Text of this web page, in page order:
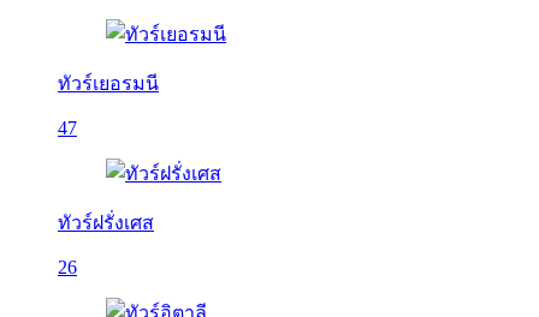
ทัวร์เยอรมนี
47
ทัวร์ฝรั่งเศส
26